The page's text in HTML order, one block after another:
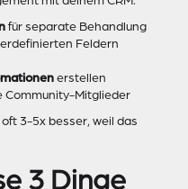
für separate Behandlung
Feldern
erstellen
Community-Mitglieder
3-5x besser, weil das
3 Dinge